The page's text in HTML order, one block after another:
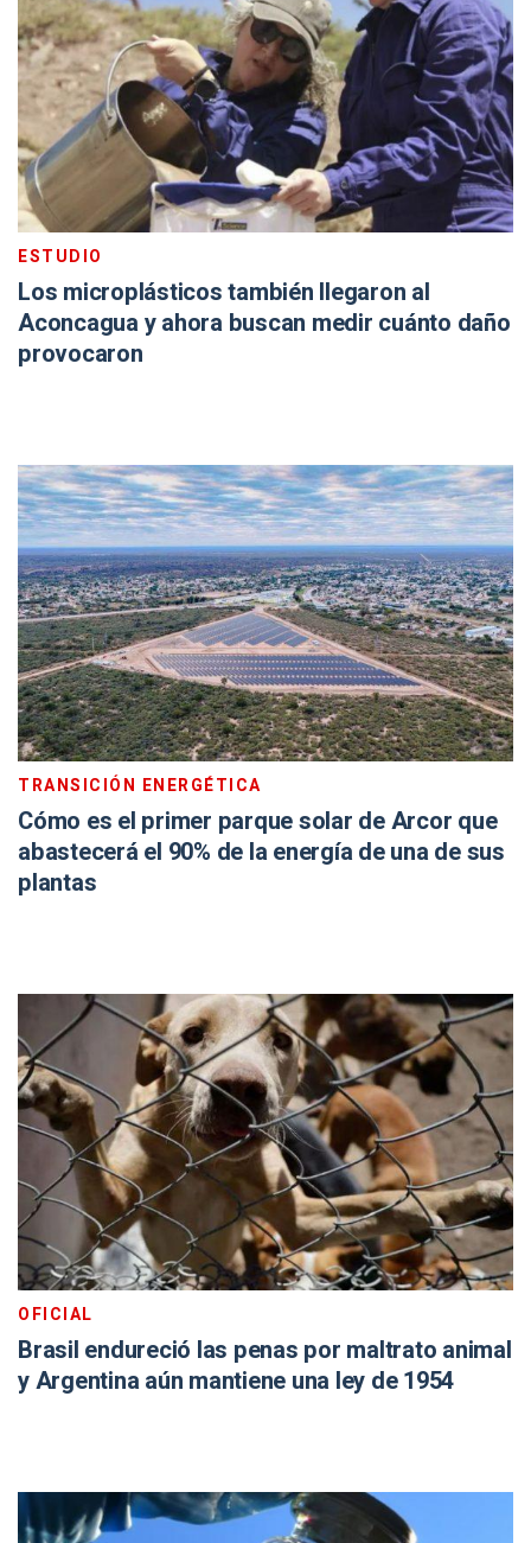
ESTUDIO
Los microplásticos también llegaron al
Aconcagua y ahora buscan medir cuánto daño
provocaron
TRANSICIÓN ENERGÉTICA
Cómo es el primer parque solar de Arcor que
abastecerá el 90% de la energía de una de sus
plantas
OFICIAL
Brasil endureció las penas por maltrato animal
y Argentina aún mantiene una ley de 1954